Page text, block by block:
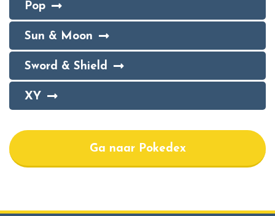
Pop
Sun & Moon
Sword & Shield
XY
Ga naar Pokedex